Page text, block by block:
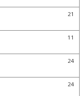
21
11
24
24